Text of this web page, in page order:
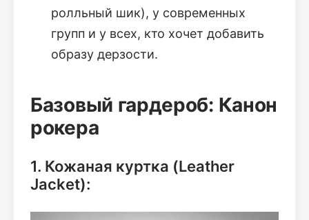
ролльный шик), у современных
групп и у всех, кто хочет добавить
образу дерзости.
Базовый гардероб: Канон
рокера
1. Кожаная куртка (Leather
Jacket):